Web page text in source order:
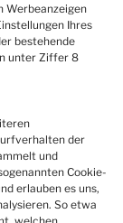
Werbeanzeigen
Ihres
bestehende
unter Ziffer 8
der
und
Cookie-
erlauben es uns,
So etwa